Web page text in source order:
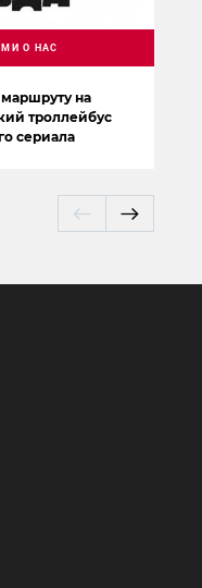
на
троллейбус
сериала
О НАС